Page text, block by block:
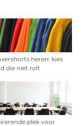
heren: kies
die niet rolt
plek voor